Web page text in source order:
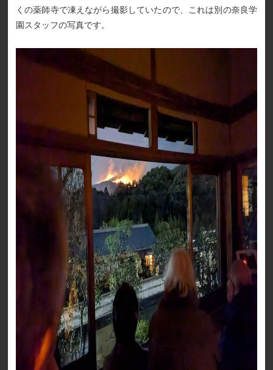
くの薬師寺で凍えながら撮影していたので、これは別の奈良学
園スタッフの写真です。